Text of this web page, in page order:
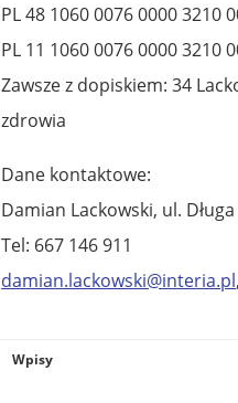
PL 48 1060 0076 0000 3210
PL 11 1060 0076 0000 3210
Zawsze z dopiskiem: 34
zdrowia
Dane kontaktowe:
Damian Lackowski, ul.
Tel: 667 146 911
damian.lackowski@interia.pl,
Wpisy